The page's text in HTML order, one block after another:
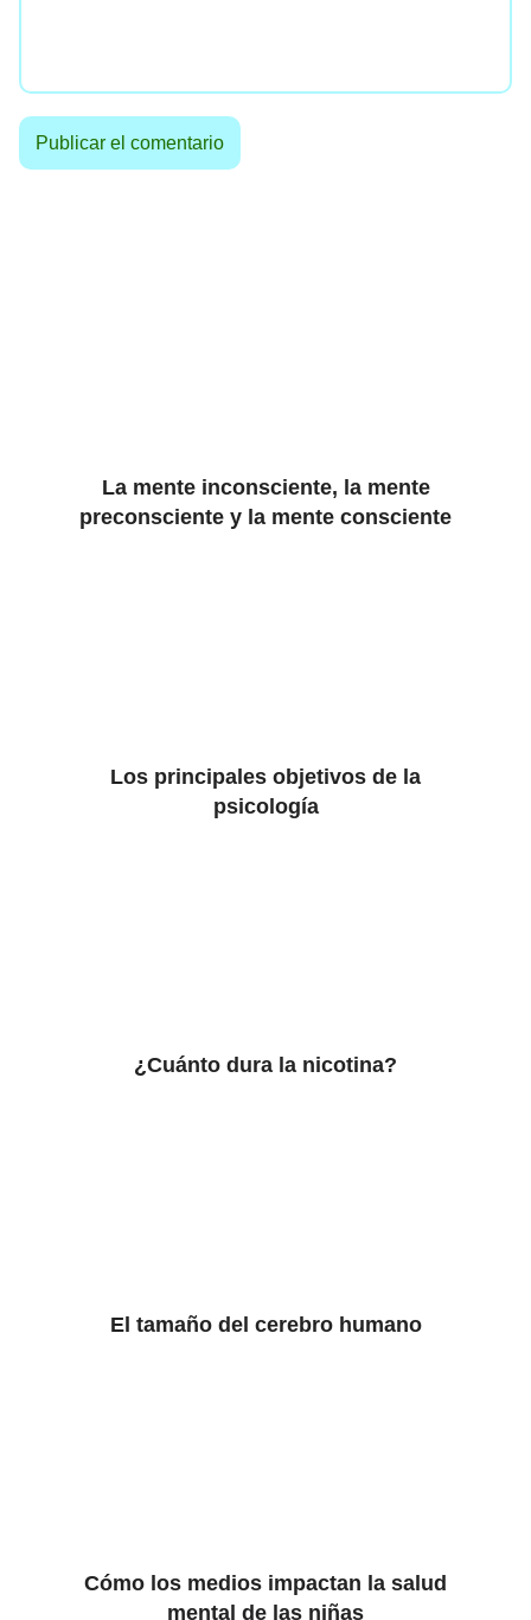
La mente inconsciente, la mente
preconsciente y la mente consciente
Los principales objetivos de la
psicología
¿Cuánto dura la nicotina?
El tamaño del cerebro humano
Cómo los medios impactan la salud
mental de las niñas